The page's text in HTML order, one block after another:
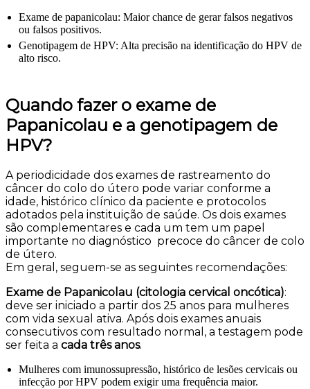
Exame de papanicolau: Maior chance de gerar falsos negativos
ou falsos positivos.
Genotipagem de HPV: Alta precisão na identificação do HPV de
alto risco.
Quando fazer o exame de
Papanicolau e a genotipagem de
HPV?
A periodicidade dos exames de rastreamento do
câncer do colo do útero pode variar conforme a
idade, histórico clínico da paciente e protocolos
adotados pela instituição de saúde. Os dois exames
são complementares e cada um tem um papel
importante no diagnóstico precoce do câncer de colo
de útero.
Em geral, seguem-se as seguintes recomendações:
Exame de Papanicolau (citologia cervical oncótica):
deve ser iniciado a partir dos 25 anos para mulheres
com vida sexual ativa. Após dois exames anuais
consecutivos com resultado normal, a testagem pode
ser feita a cada três anos.
Mulheres com imunossupressão, histórico de lesões cervicais ou
infecção por HPV podem exigir uma frequência maior.